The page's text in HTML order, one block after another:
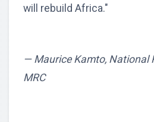
will rebuild Africa."
— Maurice Kamto, National
MRC